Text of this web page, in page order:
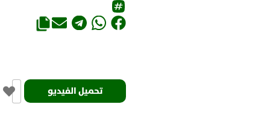
تحميل الفيديو